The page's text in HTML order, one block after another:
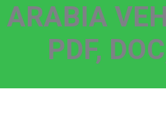
ARABIA
PDF,